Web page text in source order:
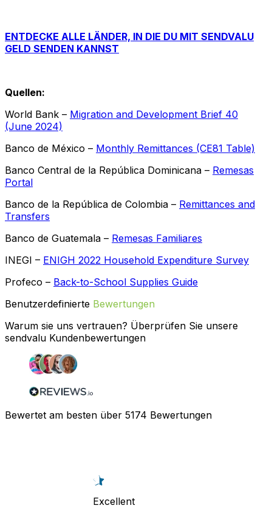
ENTDECKE ALLE LÄNDER, IN DIE DU MIT SENDVALU
GELD SENDEN KANNST
Quellen:
World Bank – Migration and Development Brief 40
(June 2024)
Banco de México – Monthly Remittances (CE81 Table)
Banco Central de la República Dominicana – Remesas
Portal
Banco de la República de Colombia – Remittances and
Transfers
Banco de Guatemala – Remesas Familiares
INEGI – ENIGH 2022 Household Expenditure Survey
Profeco – Back-to-School Supplies Guide
Benutzerdefinierte Bewertungen
Warum sie uns vertrauen? Überprüfen Sie unsere
sendvalu Kundenbewertungen
Bewertet am besten über 5174 Bewertungen
Excellent